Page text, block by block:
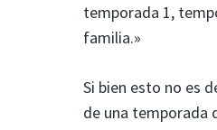
temporada 1,
familia.»
Si bien esto no es
de una temporada